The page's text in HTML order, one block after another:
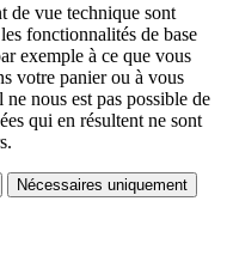
de vue technique sont
fonctionnalités de base
exemple à ce que vous
votre panier ou à vous
nous est pas possible de
qui en résultent ne sont
Nécessaires uniquement